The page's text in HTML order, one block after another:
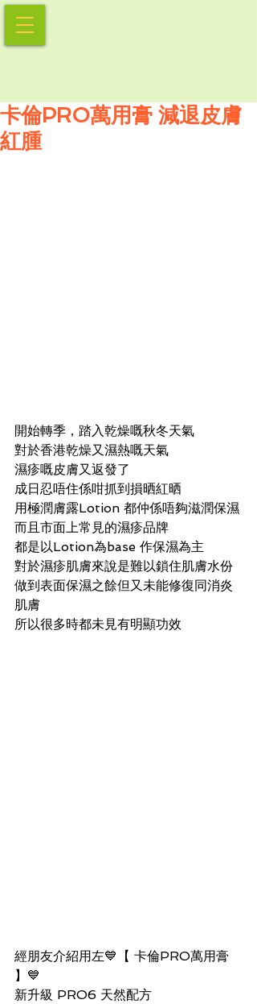
卡倫PRO萬用膏 減退皮膚
紅腫
開始轉季，踏入乾燥嘅秋冬天氣
對於香港乾燥又濕熱嘅天氣
濕疹嘅皮膚又返發了
成日忍唔住係咁抓到損晒紅晒
用極潤膚露Lotion 都仲係唔夠滋潤保濕
而且市面上常見的濕疹品牌
都是以Lotion為base 作保濕為主
對於濕疹肌膚來說是難以鎖住肌膚水份
做到表面保濕之餘但又未能修復同消炎
肌膚
所以很多時都未見有明顯功效
經朋友介紹用左💙【 卡倫PRO萬用膏
】💙
新升級 PRO6 天然配方